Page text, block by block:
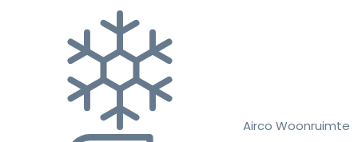
Airco Woonruimte